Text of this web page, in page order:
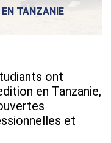
TANZANIE
ont
en Tanzanie,
et